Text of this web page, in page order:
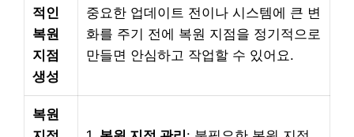
적인
복원
지점
생성
중요한 업데이트 전이나 시스템에 큰 변
화를 주기 전에 복원 지점을 정기적으로
만들면 안심하고 작업할 수 있어요.
복원